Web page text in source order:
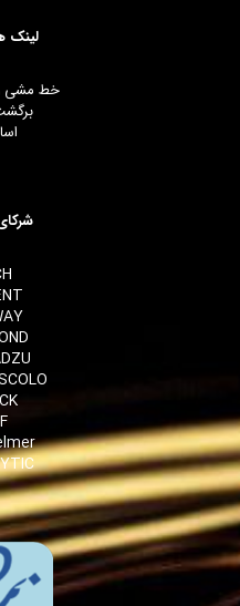
لینک
خط مشی